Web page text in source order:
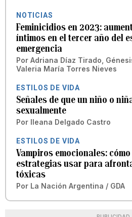
NOTICIAS
Feminicidios en 2023:
íntimos en el tercer año del
emergencia
Por Adriana Díaz Tirado,
Valeria María Torres Nieves
ESTILOS DE VIDA
Señales de que un niño o
sexualmente
Por Ileana Delgado Castro
ESTILOS DE VIDA
Vampiros emocionales:
estrategias usar para
tóxicas
Por La Nación Argentina / GDA